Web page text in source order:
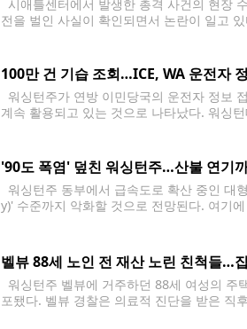
시애틀센터에서 발생한 총격 사건의 현장
전을 벌인 사실이 확인되면서 논란이 일고
100만 건 기습 조회…ICE, WA 운전자
워싱턴주가 연방 이민당국의 운전자 정보
계속 활용되고 있는 것으로 나타났다. 워싱
'90도 폭염' 덮친 워싱턴주…산불 연기
워싱턴주 동부에서 급속도로 확산 중인 대
y)' 수준까지 악화할 것으로 전망된다. 여기
벨뷰 88세 노인 전 재산 노린 친척들…
워싱턴주 벨뷰에 거주하던 88세 여성의 주
포됐다. 벨뷰 경찰은 의료적 진단을 받은 직